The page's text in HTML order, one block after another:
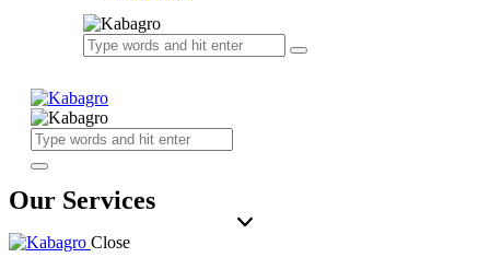
Our Services
Close